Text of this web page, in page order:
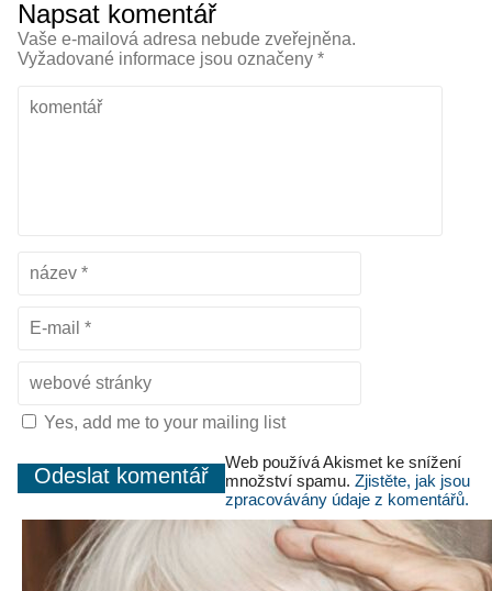
Napsat komentář
Vaše e-mailová adresa nebude zveřejněna.
Vyžadované informace jsou označeny *
Yes, add me to your mailing list
Web používá Akismet ke snížení
množství spamu. Zjistěte, jak jsou
zpracovávány údaje z komentářů.